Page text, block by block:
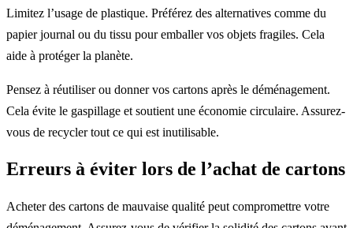
Limitez l’usage de plastique. Préférez des alternatives comme du
papier journal ou du tissu pour emballer vos objets fragiles. Cela
aide à protéger la planète.
Pensez à réutiliser ou donner vos cartons après le déménagement.
Cela évite le gaspillage et soutient une économie circulaire. Assurez-
vous de recycler tout ce qui est inutilisable.
Erreurs à éviter lors de l’achat de cartons
Acheter des cartons de mauvaise qualité peut compromettre votre